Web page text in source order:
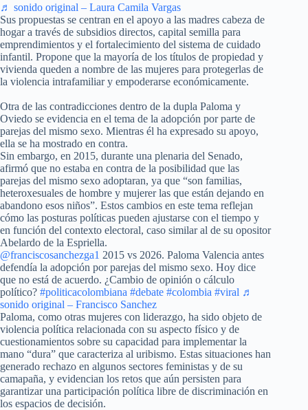
♬ sonido original – Laura Camila Vargas
Sus propuestas se centran en el apoyo a las madres cabeza de
hogar a través de subsidios directos, capital semilla para
emprendimientos y el fortalecimiento del sistema de cuidado
infantil. Propone que la mayoría de los títulos de propiedad y
vivienda queden a nombre de las mujeres para protegerlas de
la violencia intrafamiliar y empoderarse económicamente.
Otra de las contradicciones dentro de la dupla Paloma y
Oviedo se evidencia en el tema de la adopción por parte de
parejas del mismo sexo. Mientras él ha expresado su apoyo,
ella se ha mostrado en contra.
Sin embargo, en 2015, durante una plenaria del Senado,
afirmó que no estaba en contra de la posibilidad que las
parejas del mismo sexo adoptaran, ya que “son familias,
heteroxesuales de hombre y mujerer las que están dejando en
abandono esos niños”. Estos cambios en este tema reflejan
cómo las posturas políticas pueden ajustarse con el tiempo y
en función del contexto electoral, caso similar al de su opositor
Abelardo de la Espriella.
@franciscosanchezga1 2015 vs 2026. Paloma Valencia antes
defendía la adopción por parejas del mismo sexo. Hoy dice
que no está de acuerdo. ¿Cambio de opinión o cálculo
político? #politicacolombiana #debate #colombia #viral ♬
sonido original – Francisco Sanchez
Paloma, como otras mujeres con liderazgo, ha sido objeto de
violencia política relacionada con su aspecto físico y de
cuestionamientos sobre su capacidad para implementar la
mano “dura” que caracteriza al uribismo. Estas situaciones han
generado rechazo en algunos sectores feministas y de su
camapaña, y evidencian los retos que aún persisten para
garantizar una participación política libre de discriminación en
los espacios de decisión.